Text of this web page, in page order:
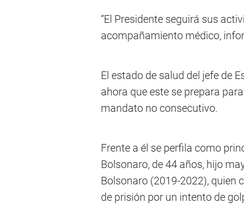
“El Presidente seguirá sus
acompañamiento médico,
El estado de salud del jefe de
ahora que este se prepara
mandato no consecutivo.
Frente a él se perfila como
Bolsonaro, de 44 años, hijo
Bolsonaro (2019-2022), quien
de prisión por un intento de